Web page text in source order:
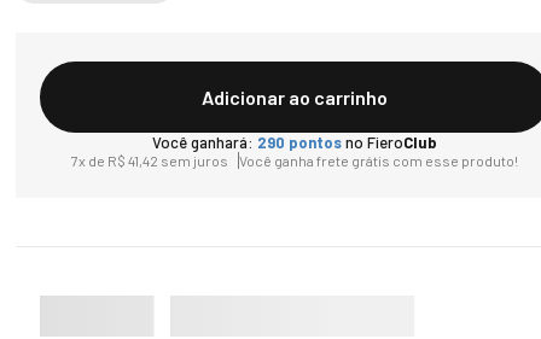
Adicionar ao carrinho
Você ganhará: 290 pontosno FieroClub
7x de R$ 41,42 sem juros Você ganha frete grátis com esse produto!